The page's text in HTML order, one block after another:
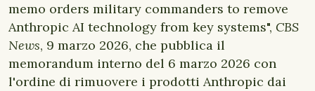
memo orders military commanders to remove
Anthropic AI technology from key systems", CBS
News, 9 marzo 2026, che pubblica il
memorandum interno del 6 marzo 2026 con
l'ordine di rimuovere i prodotti Anthropic dai